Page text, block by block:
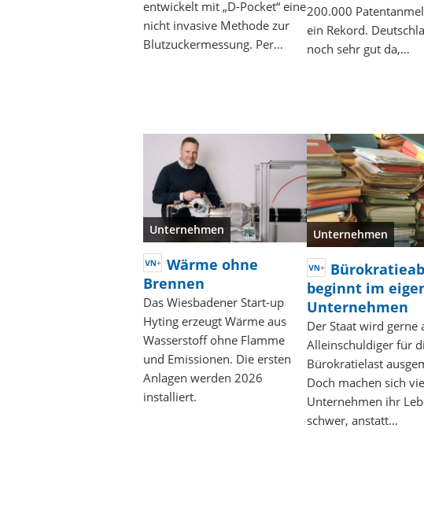
entwickelt mit „D-Pocket“ eine
nicht invasive Methode zur
Blutzuckermessung. Per…
200.000
ein Rekord.
noch sehr gut da,…
Unternehmen
Wärme ohne
Brennen
Das Wiesbadener Start-up
Hyting erzeugt Wärme aus
Wasserstoff ohne Flamme
und Emissionen. Die ersten
Anlagen werden 2026
installiert.
Unternehmen
beginnt im
Unternehmen
Der Staat wird gerne
Alleinschuldiger für
Bürokratielast
Doch machen sich
Unternehmen ihr
schwer, anstatt…